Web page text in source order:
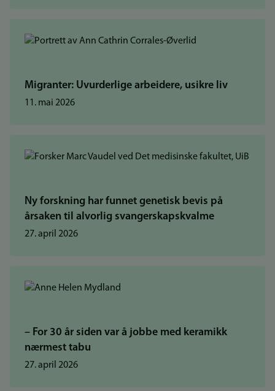
Migranter: Uvurderlige arbeidere, usikre liv
11. mai 2026
Ny forskning har funnet genetisk bevis på
årsaken til alvorlig svangerskapskvalme
27. april 2026
– For 30 år siden var å jobbe med keramikk
nærmest tabu
27. april 2026